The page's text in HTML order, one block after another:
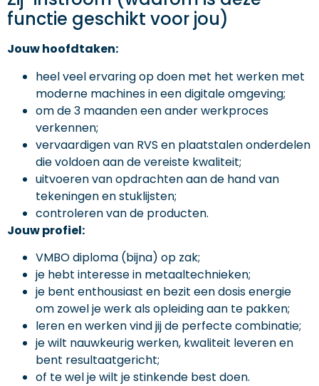
functie geschikt voor jou)
Jouw hoofdtaken:
heel veel ervaring op doen met het werken met
moderne machines in een digitale omgeving;
om de 3 maanden een ander werkproces
verkennen;
vervaardigen van RVS en plaatstalen onderdelen
die voldoen aan de vereiste kwaliteit;
uitvoeren van opdrachten aan de hand van
tekeningen en stuklijsten;
controleren van de producten.
Jouw profiel:
VMBO diploma (bijna) op zak;
je hebt interesse in metaaltechnieken;
je bent enthousiast en bezit een dosis energie
om zowel je werk als opleiding aan te pakken;
leren en werken vind jij de perfecte combinatie;
je wilt nauwkeurig werken, kwaliteit leveren en
bent resultaatgericht;
of te wel je wilt je stinkende best doen.